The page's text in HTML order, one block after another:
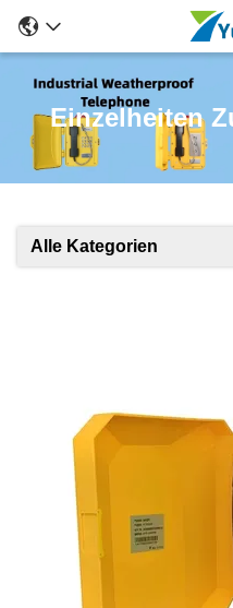
Einzelheiten
Alle Kategorien